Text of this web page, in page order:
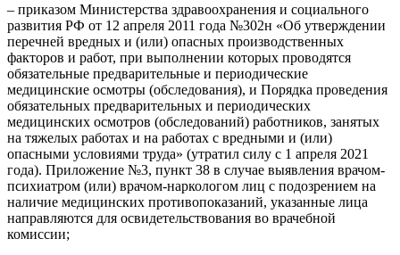
– приказом Министерства здравоохранения и социального
развития РФ от 12 апреля 2011 года №302н «Об утверждении
перечней вредных и (или) опасных производственных
факторов и работ, при выполнении которых проводятся
обязательные предварительные и периодические
медицинские осмотры (обследования), и Порядка проведения
обязательных предварительных и периодических
медицинских осмотров (обследований) работников, занятых
на тяжелых работах и на работах с вредными и (или)
опасными условиями труда» (утратил силу с 1 апреля 2021
года). Приложение №3, пункт 38 в случае выявления врачом-
психиатром (или) врачом-наркологом лиц с подозрением на
наличие медицинских противопоказаний, указанные лица
направляются для освидетельствования во врачебной
комиссии;